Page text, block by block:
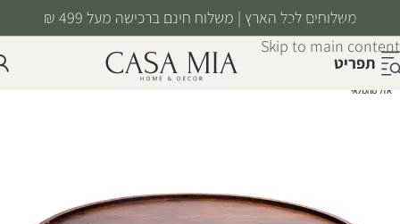
Skip to navigation
Skip to main content
משלוחים לכל הארץ | משלוח חינם ברכישה מעל 499 ₪
תפריט
אזל מהמלאי